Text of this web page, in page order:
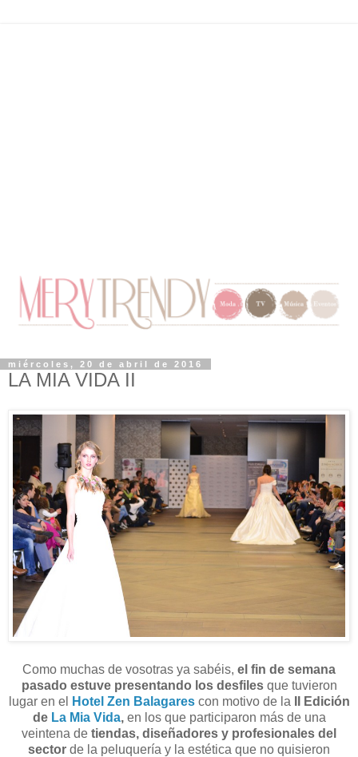
miércoles, 20 de abril de 2016
LA MIA VIDA II
Como muchas de vosotras ya sabéis, el fin de semana
pasado estuve presentando los desfiles que tuvieron
lugar en el
Hotel Zen Balagarescon motivo de la
II Edición
de La Mia Vida,en los que participaron más de una
veintena de tiendas, diseñadores y profesionales del
sector de la peluquería y la estética que no quisieron